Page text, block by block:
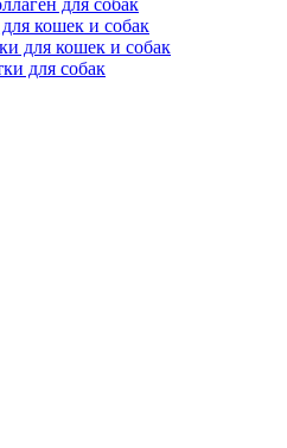
кошек и собак
для кошек и собак
для собак